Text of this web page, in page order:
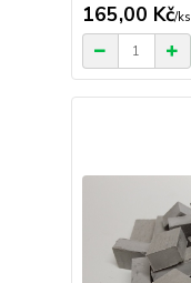
165,00 Kč/ks